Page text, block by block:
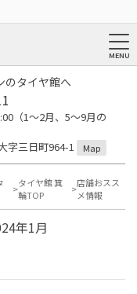
のタイヤ館へ
（1～2月、5～9月の
字三日町964-1
Map
タイヤ館 箕
輪TOP
店舗おスス
メ情報
年1月